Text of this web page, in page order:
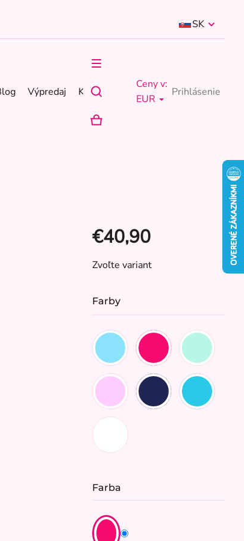
SK
Výpredaj Kontakty
Ceny v:
EUR
Prihlásenie
NÁKUPNÝ
€40,90
Jednotková
Zvoľte variant
Farby
Farba